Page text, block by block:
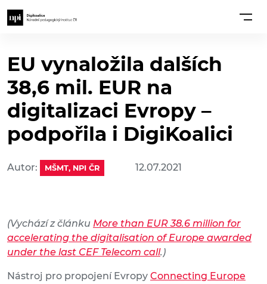
EU vynaložila dalších
38,6 mil. EUR na
digitalizaci Evropy –
podpořila i DigiKoalici
Autor: MŠMT, NPI ČR 12.07.2021
(Vychází z článku More than EUR 38.6 million for
accelerating the digitalisation of Europe awarded
under the last CEF Telecom call.)
Nástroj pro propojení Evropy Connecting Europe